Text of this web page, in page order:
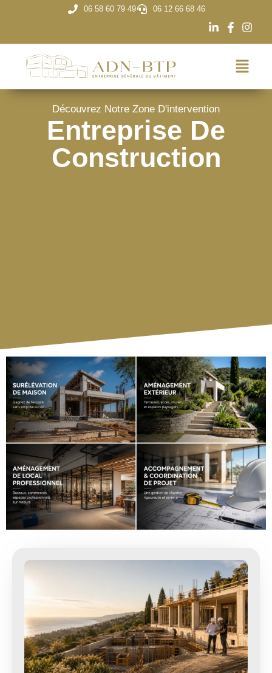
06 58 60 79 49 06 12 66 68 46
Découvrez Notre Zone D'intervention
Entreprise De
Construction